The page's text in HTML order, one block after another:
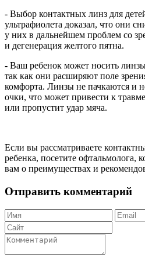
- Выбор контактных линз для
ультрафиолета доказал, что они
у них в дальнейшем проблем со
и дегенерация желтого пятна.
- Ваш ребенок может носить
так как они расширяют поле
комфорта. Линзы не пачкаются и
очки, что может привести к
или пропустит удар мяча.
Если вы рассматриваете
ребенка, посетите офтальмолога,
вам о преимуществах и
Отправить комментарий